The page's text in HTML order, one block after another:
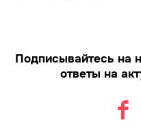
Подписывайтесь на
ответы на